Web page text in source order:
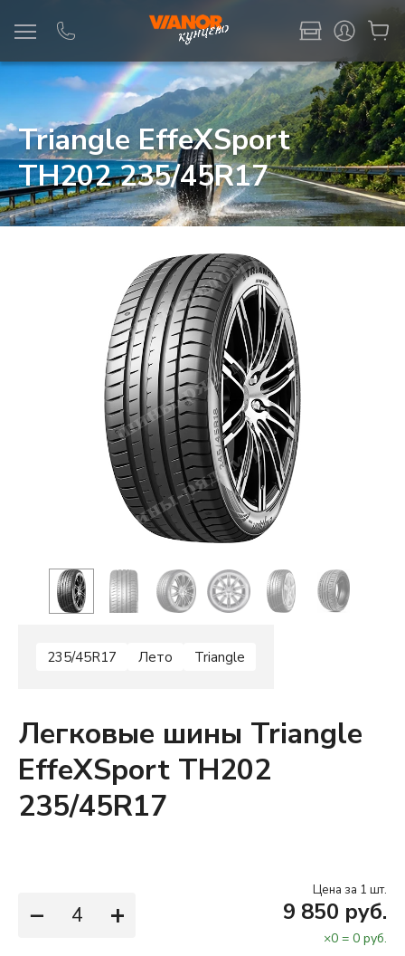
Triangle EffeXSport
TH202 235/45R17
235/45R17 Лето Triangle
Легковые шины Triangle
EffeXSport TH202
235/45R17
− +
Цена за 1 шт.
9 850 руб.
×0 = 0 руб.
Информация Фото товара